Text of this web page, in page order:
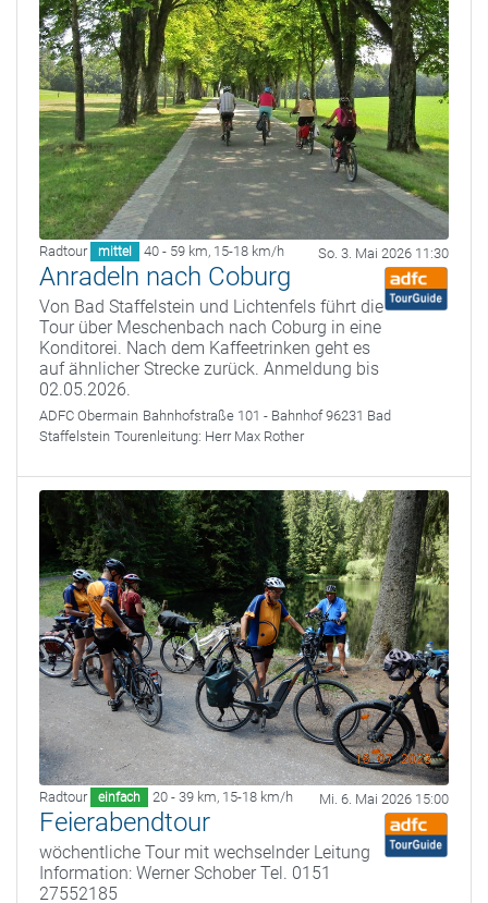
Radtour mittel 40 - 59 km, 15-18 km/h So. 3. Mai 2026 11:30
Anradeln nach Coburg
Von Bad Staffelstein und Lichtenfels führt die
Tour über Meschenbach nach Coburg in eine
Konditorei. Nach dem Kaffeetrinken geht es
auf ähnlicher Strecke zurück. Anmeldung bis
02.05.2026.
ADFC Obermain Bahnhofstraße 101 - Bahnhof 96231 Bad
Staffelstein Tourenleitung: Herr Max Rother
Radtour einfach 20 - 39 km, 15-18 km/h Mi. 6. Mai 2026 15:00
Feierabendtour
wöchentliche Tour mit wechselnder Leitung
Information: Werner Schober Tel. 0151
27552185